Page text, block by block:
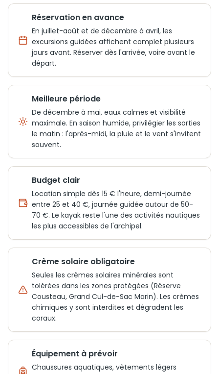
Réservation en avance
En juillet-août et de décembre à avril, les
excursions guidées affichent complet plusieurs
jours avant. Réserver dès l'arrivée, voire avant le
départ.
Meilleure période
De décembre à mai, eaux calmes et visibilité
maximale. En saison humide, privilégier les sorties
le matin : l'après-midi, la pluie et le vent s'invitent
souvent.
Budget clair
Location simple dès 15 € l'heure, demi-journée
entre 25 et 40 €, journée guidée autour de 50-
70 €. Le kayak reste l'une des activités nautiques
les plus accessibles de l'archipel.
Crème solaire obligatoire
Seules les crèmes solaires minérales sont
tolérées dans les zones protégées (Réserve
Cousteau, Grand Cul-de-Sac Marin). Les crèmes
chimiques y sont interdites et dégradent les
coraux.
Équipement à prévoir
Chaussures aquatiques, vêtements légers